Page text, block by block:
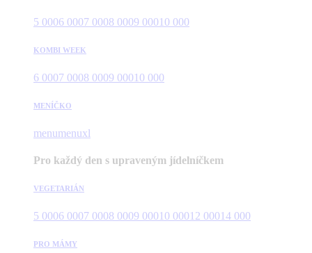
5 0006 0007 0008 0009 00010 000
KOMBI WEEK
6 0007 0008 0009 00010 000
MENÍČKO
menumenuxl
Pro každý den s upraveným jídelníčkem
VEGETARIÁN
5 0006 0007 0008 0009 00010 00012 00014 000
PRO MÁMY